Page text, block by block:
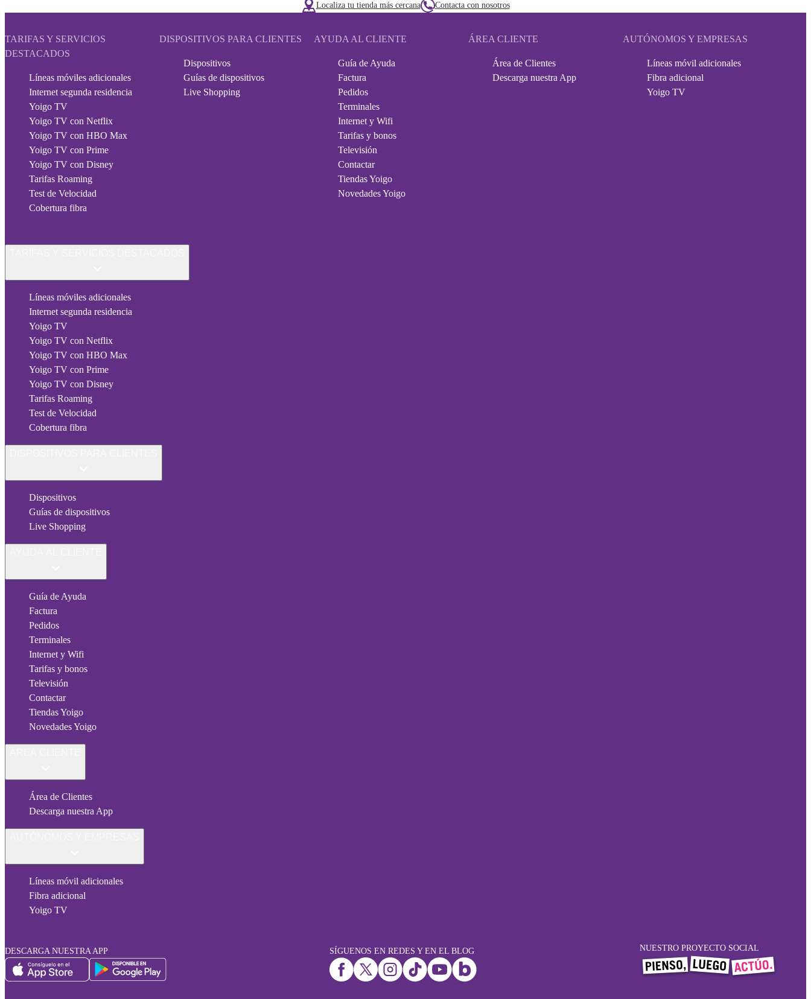
Localiza tu tienda más cercana Contacta con nosotros
TARIFAS Y SERVICIOS
DESTACADOS
Líneas móviles adicionales
Internet segunda residencia
Yoigo TV
Yoigo TV con Netflix
Yoigo TV con HBO Max
Yoigo TV con Prime
Yoigo TV con Disney
Tarifas Roaming
Test de Velocidad
Cobertura fibra
DISPOSITIVOS PARA CLIENTES
Dispositivos
Guías de dispositivos
Live Shopping
AYUDA AL CLIENTE
Guía de Ayuda
Factura
Pedidos
Terminales
Internet y Wifi
Tarifas y bonos
Televisión
Contactar
Tiendas Yoigo
Novedades Yoigo
ÁREA CLIENTE
Área de Clientes
Descarga nuestra App
AUTÓNOMOS Y EMPRESAS
Líneas móvil adicionales
Fibra adicional
Yoigo TV
Líneas móviles adicionales
Internet segunda residencia
Yoigo TV
Yoigo TV con Netflix
Yoigo TV con HBO Max
Yoigo TV con Prime
Yoigo TV con Disney
Tarifas Roaming
Test de Velocidad
Cobertura fibra
Dispositivos
Guías de dispositivos
Live Shopping
Guía de Ayuda
Factura
Pedidos
Terminales
Internet y Wifi
Tarifas y bonos
Televisión
Contactar
Tiendas Yoigo
Novedades Yoigo
Área de Clientes
Descarga nuestra App
Líneas móvil adicionales
Fibra adicional
Yoigo TV
DESCARGA NUESTRA APP SÍGUENOS EN REDES Y EN EL BLOG NUESTRO PROYECTO SOCIAL